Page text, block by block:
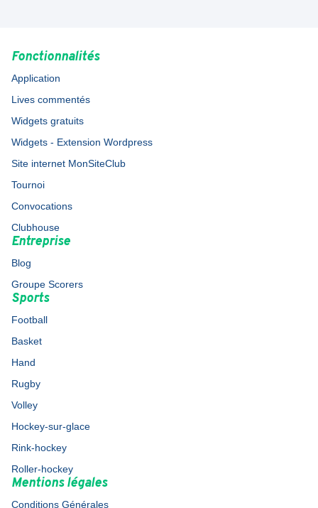
Fonctionnalités
Application
Lives commentés
Widgets gratuits
Widgets - Extension Wordpress
Site internet MonSiteClub
Tournoi
Convocations
Clubhouse
Entreprise
Blog
Groupe Scorers
Sports
Football
Basket
Hand
Rugby
Volley
Hockey-sur-glace
Rink-hockey
Roller-hockey
Mentions légales
Conditions Générales